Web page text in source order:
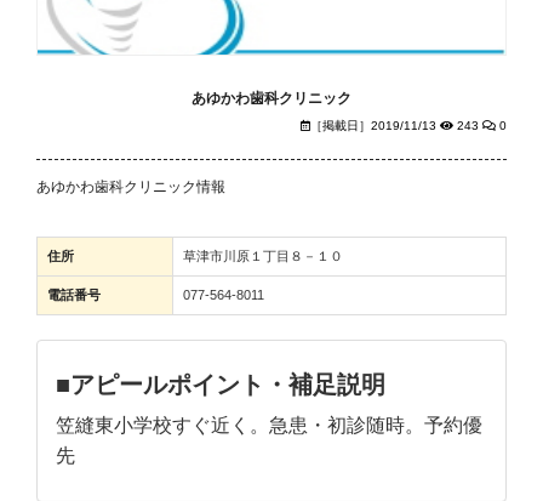
あゆかわ歯科クリニック
［掲載日］2019/11/13 243 0
あゆかわ歯科クリニック情報
住所 草津市川原１丁目８－１０
電話番号 077-564-8011
■アピールポイント・補足説明
笠縫東小学校すぐ近く。急患・初診随時。予約優
先